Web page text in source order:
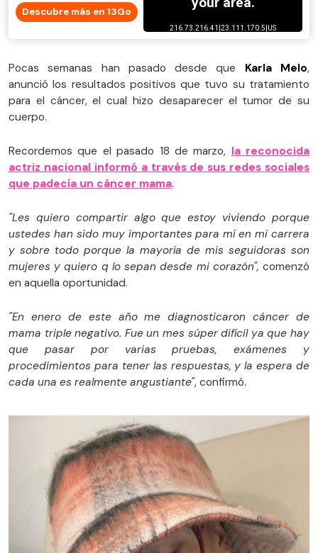
Descubre más en 13Go
Pocas semanas han pasado desde que Karla Melo,
anunció los resultados positivos que tuvo su tratamiento
para el cáncer, el cual hizo desaparecer el tumor de su
cuerpo.
Recordemos que el pasado 18 de marzo, la reconocida
actriz nacional informó a través de sus redes sociales
que padecía un cáncer mama.
"Les quiero compartir algo que estoy viviendo porque
ustedes han sido muy importantes para mí en mi carrera
y sobre todo porque la mayoría de mis seguidoras son
mujeres y quiero q lo sepan desde mi corazón", comenzó
en aquella oportunidad.
"En enero de este año me diagnosticaron cáncer de
mama triple negativo. Fue un mes súper difícil ya que hay
que pasar por varias pruebas, exámenes y
procedimientos para tener las respuestas, y la espera de
cada una es realmente angustiante", confirmó.